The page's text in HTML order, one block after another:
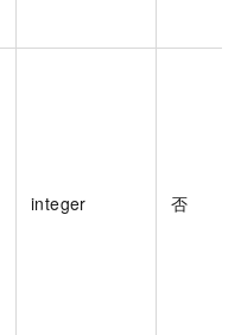
integer 否